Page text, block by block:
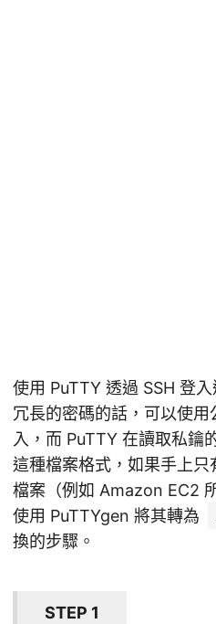
使用 PuTTY 透過 SSH 登
冗長的密碼的話，可以使
入，而 PuTTY 在讀取私鑰
這種檔案格式，如果手上只
檔案（例如 Amazon EC2
使用 PuTTYgen 將其轉為
換的步驟。
STEP 1